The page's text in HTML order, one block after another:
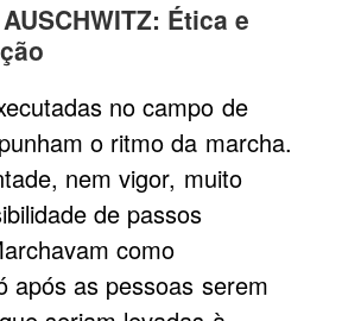
Ética e
no campo de
o ritmo da marcha.
nem vigor, muito
de passos
como
após as pessoas serem